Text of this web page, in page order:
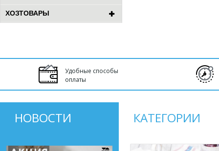
ХОЗТОВАРЫ
Удобные способы
оплаты
НОВОСТИ КАТЕГОРИИ